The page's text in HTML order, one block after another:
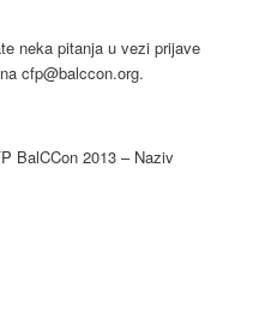
neka pitanja u vezi prijave
cfp@balccon.org.
BalCCon 2013 – Naziv